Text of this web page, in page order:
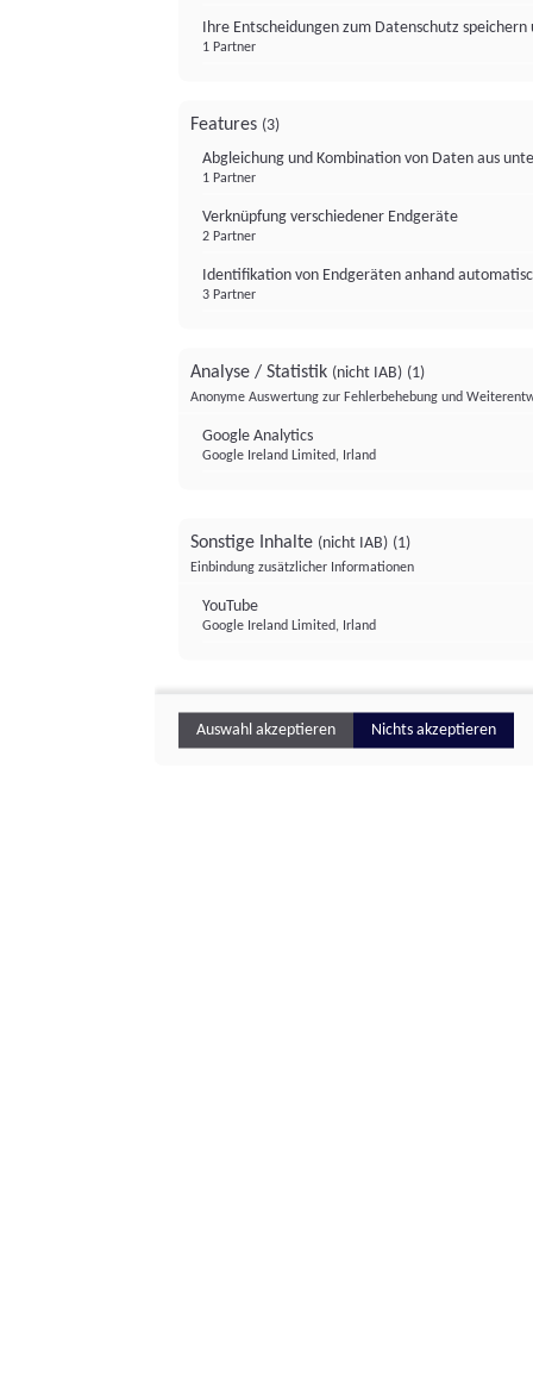
Ihre Entscheidungen zum Datenschutz
1 Partner
Features (3)
Abgleichung und Kombination von Daten aus
1 Partner
Verknüpfung verschiedener Endgeräte
2 Partner
Identifikation von Endgeräten anhand
3 Partner
Analyse / Statistik (nicht IAB) (1)
Anonyme Auswertung zur Fehlerbehebung und
Google Analytics
Google Ireland Limited, Irland
Sonstige Inhalte (nicht IAB) (1)
Einbindung zusätzlicher Informationen
YouTube
Google Ireland Limited, Irland
Auswahl akzeptieren Nichts akzeptieren